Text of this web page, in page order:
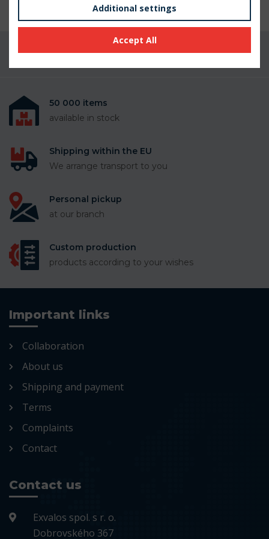
Do you have a question about the
50 000 items
available in stock
Shipping within the EU
We arrange transport to you
Personal pickup
at our branch
Custom production
products according to your wishes
Important links
Collaboration
About us
Shipping and payment
Terms
Complaints
Contact
Contact us
Exvalos spol. s r. o.
Dobrovského 367
Additional settings
Accept All